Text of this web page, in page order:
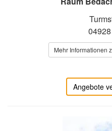
Mehr Informationen
Angebote